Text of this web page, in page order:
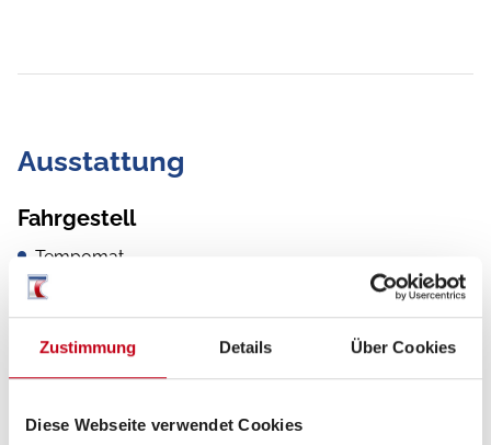
Zustimmung Details Über Cookies
Diese Webseite verwendet Cookies
Ausstattung
Fahrgestell
Tempomat
Servolenkung
Regensensor
Spurhalteassistent